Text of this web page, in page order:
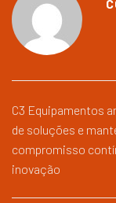
C3 Equipamentos
de soluções e
compromisso
inovação